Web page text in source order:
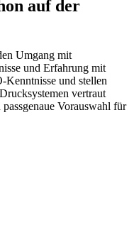
auf der
Umgang mit
und Erfahrung mit
und stellen
vertraut
Vorauswahl für